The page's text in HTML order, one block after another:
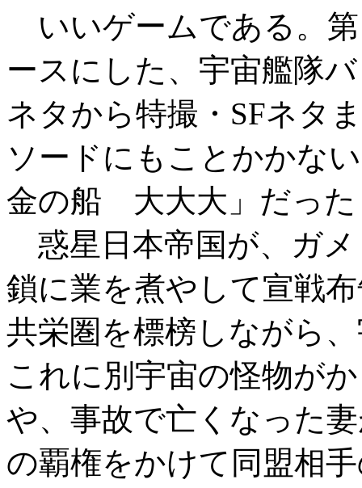
いいゲームである。
ースにした、宇宙艦隊
ネタから特撮・SFネタ
ソードにもことかかな
金の船 大大大」だった
惑星日本帝国が、ガメ
鎖に業を煮やして宣戦
共栄圏を標榜しながら
これに別宇宙の怪物が
や、事故で亡くなった
の覇権をかけて同盟相